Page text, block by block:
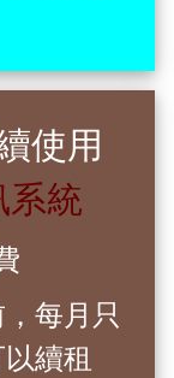
使用
系統
每月只
續租